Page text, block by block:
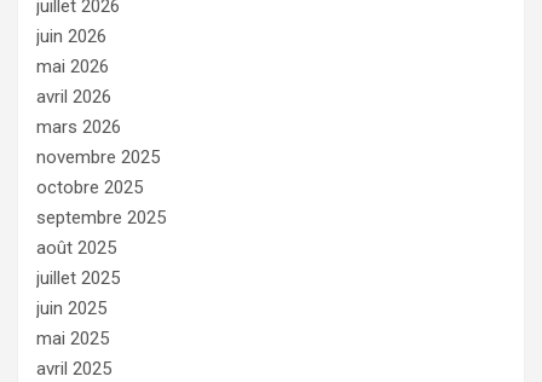
juillet 2026
juin 2026
mai 2026
avril 2026
mars 2026
novembre 2025
octobre 2025
septembre 2025
août 2025
juillet 2025
juin 2025
mai 2025
avril 2025